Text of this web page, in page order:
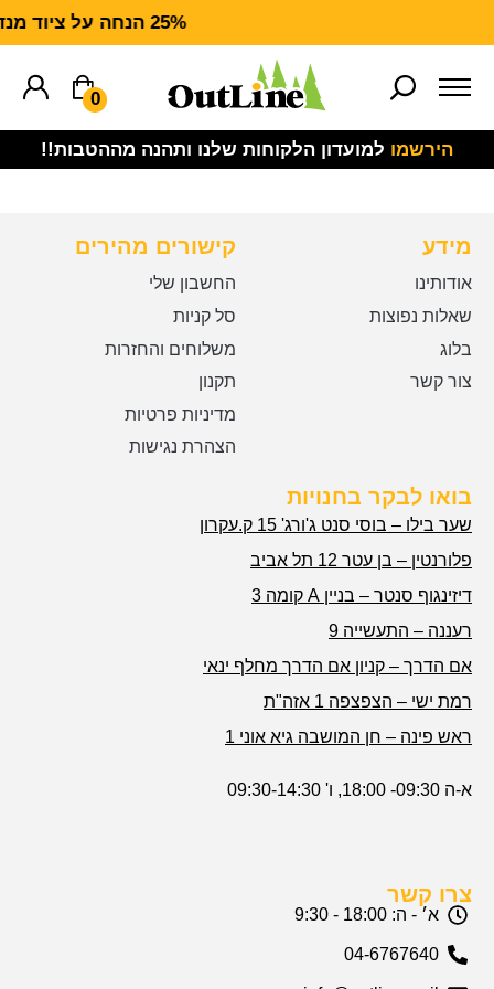
25% הנחה על ציוד מנדף CARHARTT FORCE
0
הירשמו למועדון הלקוחות שלנו ותהנה מההטבות!!
מידע
אודותינו
שאלות נפוצות
בלוג
צור קשר
קישורים מהירים
החשבון שלי
סל קניות
משלוחים והחזרות
תקנון
מדיניות פרטיות
הצהרת נגישות
בואו לבקר בחנויות
שער בילו – בוסי סנט ג'ורג' 15 ק.עקרון
פלורנטין – בן עטר 12 תל אביב
דיזינגוף סנטר – בניין A קומה 3
רעננה – התעשייה 9
אם הדרך – קניון אם הדרך מחלף ינאי
רמת ישי – הצפצפה 1 אזה"ת
ראש פינה – חן המושבה גיא אוני 1
א-ה 09:30- 18:00, ו' 09:30-14:30
צרו קשר
א׳ - ה: 18:00 - 9:30
04-6767640